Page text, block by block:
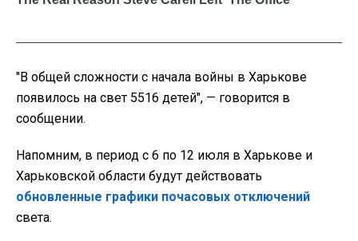
"В общей сложности с начала войны в Харькове
появилось на свет 5516 детей", — говорится в
сообщении.
Напомним, в период с 6 по 12 июля в Харькове и
Харьковской области будут действовать
обновленные графики почасовых отключений
света.